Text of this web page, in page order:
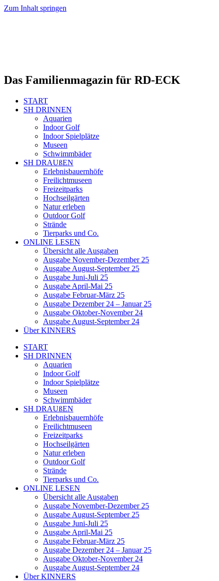
Zum Inhalt springen
Das Familienmagazin für RD-ECK
START
SH DRINNEN
Aquarien
Indoor Golf
Indoor Spielplätze
Museen
Schwimmbäder
SH DRAUßEN
Erlebnisbauernhöfe
Freilichtmuseen
Freizeitparks
Hochseilgärten
Natur erleben
Outdoor Golf
Strände
Tierparks und Co.
ONLINE LESEN
Übersicht alle Ausgaben
Ausgabe November-Dezember 25
Ausgabe August-September 25
Ausgabe Juni-Juli 25
Ausgabe April-Mai 25
Ausgabe Februar-März 25
Ausgabe Dezember 24 – Januar 25
Ausgabe Oktober-November 24
Ausgabe August-September 24
Über KINNERS
START
SH DRINNEN
Aquarien
Indoor Golf
Indoor Spielplätze
Museen
Schwimmbäder
SH DRAUßEN
Erlebnisbauernhöfe
Freilichtmuseen
Freizeitparks
Hochseilgärten
Natur erleben
Outdoor Golf
Strände
Tierparks und Co.
ONLINE LESEN
Übersicht alle Ausgaben
Ausgabe November-Dezember 25
Ausgabe August-September 25
Ausgabe Juni-Juli 25
Ausgabe April-Mai 25
Ausgabe Februar-März 25
Ausgabe Dezember 24 – Januar 25
Ausgabe Oktober-November 24
Ausgabe August-September 24
Über KINNERS